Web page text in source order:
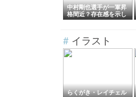
中村剛也選手が一軍昇
格間近？存在感を示し
て打線に勢いを！
# イラスト
らくがき・レイチェル